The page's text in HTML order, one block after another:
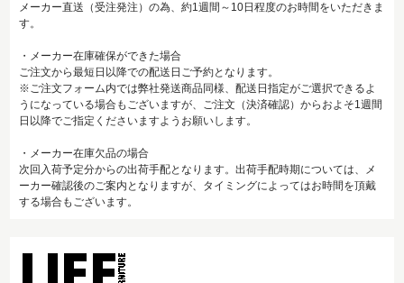
メーカー直送（受注発注）の為、約1週間～10日程度のお時間をいただきま
す。
・メーカー在庫確保ができた場合
ご注文から最短日以降での配送日ご予約となります。
※ご注文フォーム内では弊社発送商品同様、配送日指定がご選択できるよ
うになっている場合もございますが、ご注文（決済確認）からおよそ1週間
日以降でご指定くださいますようお願いします。
・メーカー在庫欠品の場合
次回入荷予定分からの出荷手配となります。出荷手配時期については、メ
ーカー確認後のご案内となりますが、タイミングによってはお時間を頂戴
する場合もございます。